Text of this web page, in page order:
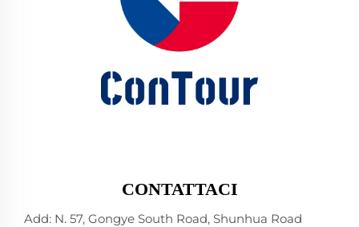
CONTATTACI
Add: N. 57, Gongye South Road, Shunhua Road